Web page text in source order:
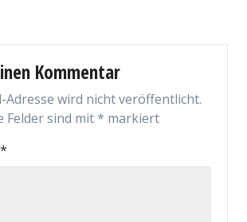
Kommentar
Adresse wird nicht veröffentlicht.
Felder sind mit* markiert
*